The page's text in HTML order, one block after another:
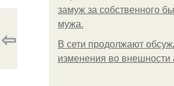
замуж за собственного
мужа.
В сети продолжают
изменения во внешности
⇦